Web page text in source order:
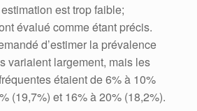
est trop faible;
évalué comme étant précis.
d’estimer la prévalence
variaient largement, mais les
étaient de 6% à 10%
(19,7%) et 16% à 20% (18,2%).